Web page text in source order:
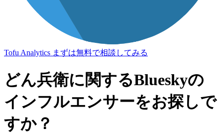
Tofu Analytics まずは無料で相談してみる
どん兵衛に関するBlueskyの
インフルエンサーをお探しで
すか？